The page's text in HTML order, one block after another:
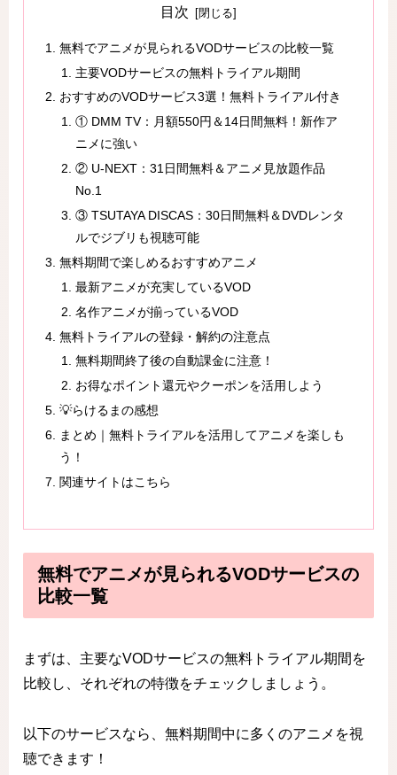
目次
無料でアニメが見られるVODサービスの比較一覧
主要VODサービスの無料トライアル期間
おすすめのVODサービス3選！無料トライアル付き
① DMM TV：月額550円＆14日間無料！新作ア
ニメに強い
② U-NEXT：31日間無料＆アニメ見放題作品
No.1
③ TSUTAYA DISCAS：30日間無料＆DVDレンタ
ルでジブリも視聴可能
無料期間で楽しめるおすすめアニメ
最新アニメが充実しているVOD
名作アニメが揃っているVOD
無料トライアルの登録・解約の注意点
無料期間終了後の自動課金に注意！
お得なポイント還元やクーポンを活用しよう
💡らけるまの感想
まとめ｜無料トライアルを活用してアニメを楽しも
う！
関連サイトはこちら
無料でアニメが見られるVODサービスの
比較一覧
まずは、主要なVODサービスの無料トライアル期間を
比較し、それぞれの特徴をチェックしましょう。
以下のサービスなら、無料期間中に多くのアニメを視
聴できます！